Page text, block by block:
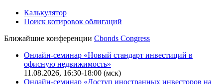
IT-аккредитация
Поиск котировок облигаций
Ближайшие конференцииCbonds Congress